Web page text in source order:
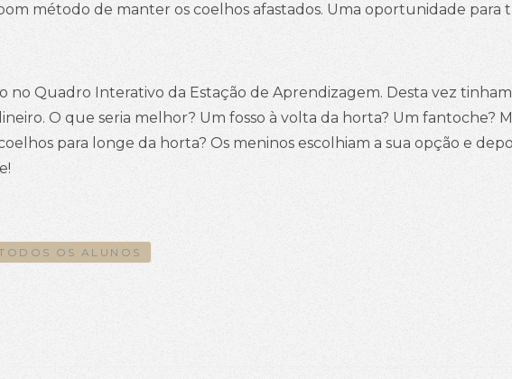
método de manter os coelhos afastados. Uma oportunidade para
no Quadro Interativo da Estação de Aprendizagem. Desta vez
O que seria melhor? Um fosso à volta da horta? Um fantoche?
para longe da horta? Os meninos escolhiam a sua opção e
OS ALUNOS
NUMA CAVERNA!